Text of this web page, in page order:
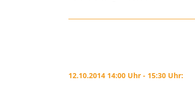
12.10.2014 14:00 Uhr - 15:30 Uhr: